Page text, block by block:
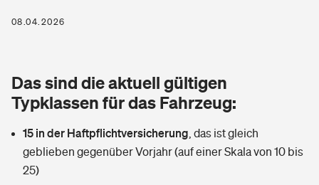
Zur Übersicht
Tools
Wer versichert was: Jetzt Versicherer finden
Glasversicherung
Mietkautionsversicherung
Kinderunfall­ver­si­che­rung
Kinderinvalidität
Private Krankenversicherung
Dread-Disease-Versicherung
Tierkrankenversicherung
Zur Übersicht
08.04.2026
Das sind die aktuell gültigen
Typklassen für das Fahrzeug:
15 in der Haftpflichtversicherung das ist gleich
geblieben gegenüber Vorjahr (auf einer Skala von 10 bis
25)